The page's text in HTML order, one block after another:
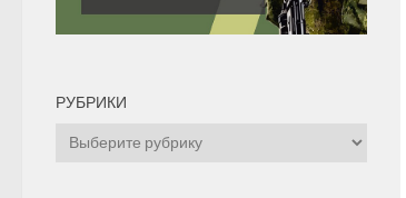
РУБРИКИ
Рубрики